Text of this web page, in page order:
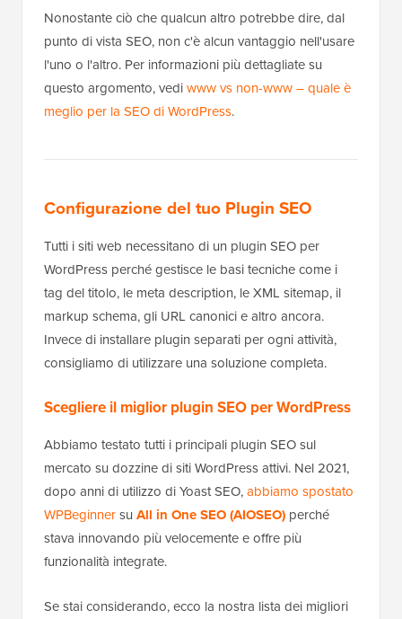
Nonostante ciò che qualcun altro potrebbe dire, dal
punto di vista SEO, non c'è alcun vantaggio nell'usare
l'uno o l'altro. Per informazioni più dettagliate su
questo argomento, vediwww vs non-www – quale è
meglio per la SEO di WordPress.
Configurazione del tuo Plugin SEO
Tutti i siti web necessitano di un plugin SEO per
WordPress perché gestisce le basi tecniche come i
tag del titolo, le meta description, le XML sitemap, il
markup schema, gli URL canonici e altro ancora.
Invece di installare plugin separati per ogni attività,
consigliamo di utilizzare una soluzione completa.
Scegliere il miglior plugin SEO per WordPress
Abbiamo testato tutti i principali plugin SEO sul
mercato su dozzine di siti WordPress attivi. Nel 2021,
dopo anni di utilizzo di Yoast SEO,abbiamo spostato
WPBeginnersu All in One SEO (AIOSEO) perché
stava innovando più velocemente e offre più
funzionalità integrate.
Se stai considerando, ecco la nostra lista dei migliori